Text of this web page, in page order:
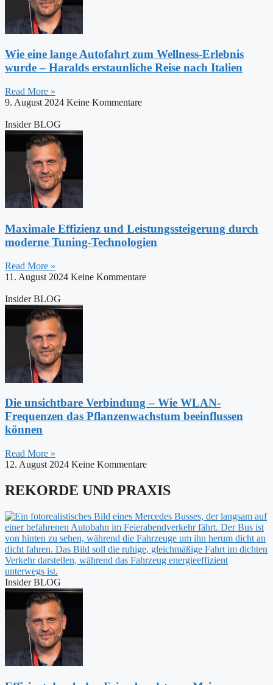
Wie eine lange Autofahrt zum Wellness-Erlebnis
wurde – Haralds erstaunliche Reise nach Italien
Read More »
9. August 2024 Keine Kommentare
Insider BLOG
Maximale Effizienz und Leistungssteigerung durch
moderne Tuning-Technologien
Read More »
11. August 2024 Keine Kommentare
Insider BLOG
Die unsichtbare Verbindung – Wie WLAN-
Frequenzen das Pflanzenwachstum beeinflussen
können
Read More »
12. August 2024 Keine Kommentare
REKORDE UND PRAXIS
Insider BLOG